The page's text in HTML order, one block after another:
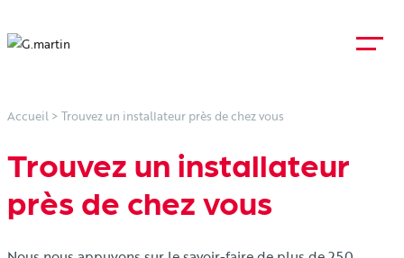
Accueil> Trouvez un installateur près de chez vous
Trouvez un installateur
près de chez vous